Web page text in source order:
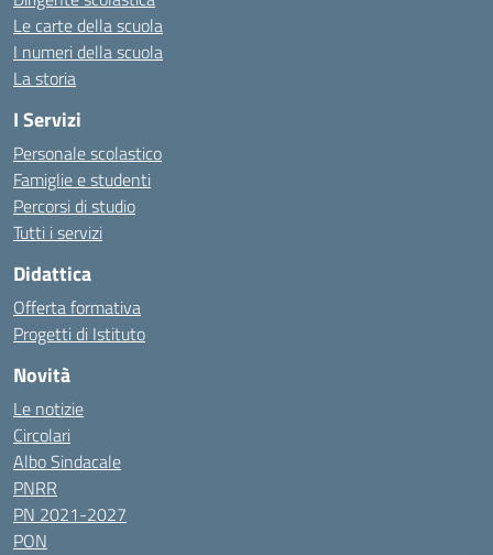
Le carte della scuola
I numeri della scuola
La storia
I Servizi
Personale scolastico
Famiglie e studenti
Percorsi di studio
Tutti i servizi
Didattica
Offerta formativa
Progetti di Istituto
Novità
Le notizie
Circolari
Albo Sindacale
PNRR
PN 2021-2027
PON